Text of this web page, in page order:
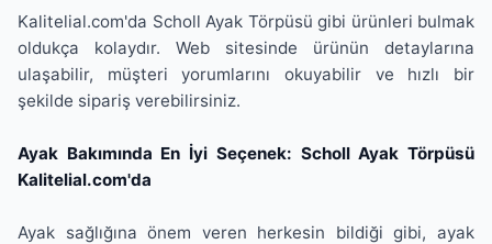
Kalitelial.com'da Scholl Ayak Törpüsü gibi ürünleri bulmak
oldukça kolaydır. Web sitesinde ürünün detaylarına
ulaşabilir, müşteri yorumlarını okuyabilir ve hızlı bir
şekilde sipariş verebilirsiniz.
Ayak Bakımında En İyi Seçenek: Scholl Ayak Törpüsü
Kalitelial.com'da
Ayak sağlığına önem veren herkesin bildiği gibi, ayak